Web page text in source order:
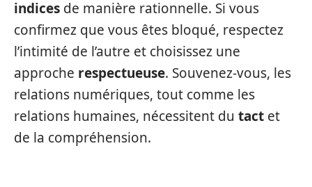
indices de manière rationnelle. Si vous
confirmez que vous êtes bloqué, respectez
l’intimité de l’autre et choisissez une
approche respectueuse. Souvenez-vous, les
relations numériques, tout comme les
relations humaines, nécessitent du tact et
de la compréhension.